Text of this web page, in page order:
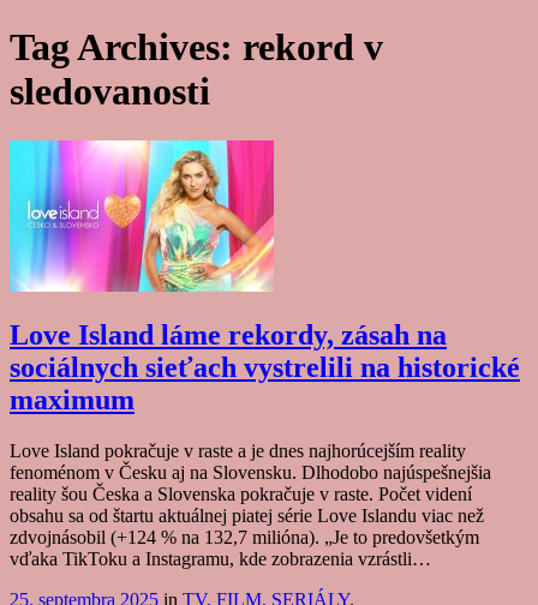
Tag Archives: rekord v
sledovanosti
Love Island láme rekordy, zásah na
sociálnych sieťach vystrelili na historické
maximum
Love Island pokračuje v raste a je dnes najhorúcejším reality
fenoménom v Česku aj na Slovensku. Dlhodobo najúspešnejšia
reality šou Česka a Slovenska pokračuje v raste. Počet videní
obsahu sa od štartu aktuálnej piatej série Love Islandu viac než
zdvojnásobil (+124 % na 132,7 milióna). „Je to predovšetkým
vďaka TikToku a Instagramu, kde zobrazenia vzrástli…
25. septembra 2025 in TV, FILM, SERIÁLY.